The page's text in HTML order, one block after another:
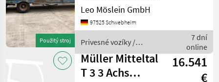
Použitý stroj
Änderungen vorbehalten,
Muster- Bilder --, Mehr
Daten unter: ... More
Trailer
Leo Möslein GmbH
97525 Schwebheim
Privesné vozíky /
Schwarzmüller
7 dní
online
Müller Mitteltal
T 3 3 Achs
16.541
€